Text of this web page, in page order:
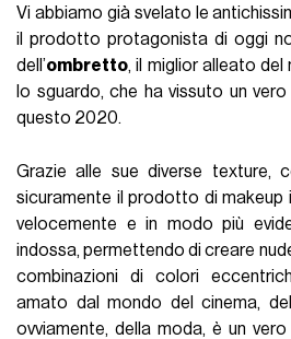
Vi abbiamo già svelato le
il prodotto protagonista di oggi
dell’ombretto, il miglior alleato del
lo sguardo, che ha vissuto un
questo 2020.
Grazie alle sue diverse texture,
sicuramente il prodotto di makeup
velocemente e in modo più
indossa, permettendo di creare
combinazioni di colori
amato dal mondo del cinema,
ovviamente, della moda, è un